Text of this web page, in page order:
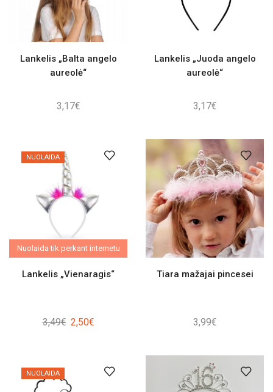
Lankelis „Balta angelo
aureolė“
3,17€
Lankelis „Juoda angelo
aureolė“
3,17€
NUOLAIDA
Nuolaida tik perkant internetu
Lankelis „Vienaragis“
3,49€ Original
2,50€Current
2,50€.
Tiara mažajai pincesei
3,99€
NUOLAIDA